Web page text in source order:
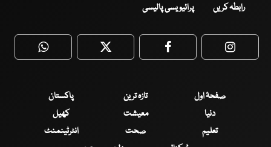
رابطہ کریں پرائیویسی پالیسی
WhatsApp Twitter Facebook
صفحۂ اول تازہ ترین
پاکستان
دنیا
معیشت
کھیل
تعلیم
صحت
انٹرٹینمنٹ